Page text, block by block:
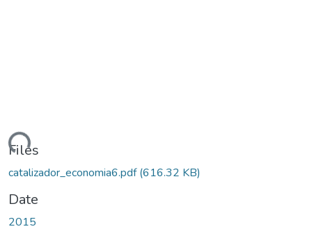
Files
catalizador_economia6.pdf(616.32 KB)
Date
2015